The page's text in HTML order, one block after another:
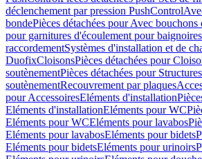
déclenchement par pression PushControl
bondePièces détachées pour Avec bouchons
pour garnitures d'écoulement pour baignoires
raccordementSystèmes d'installation et de
DuofixCloisonsPièces détachées pour
soutènementPièces détachées pour
soutènementRecouvrement par plaques
pour AccessoiresEléments d'installation
Eléments d'installationEléments pour WC
Eléments pour WCEléments pour lavabos
Eléments pour lavabosEléments pour bidets
Eléments pour bidetsEléments pour urinoirs